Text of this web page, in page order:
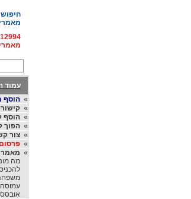
חיפוש
עמוד
»הוסף
»
»הוסף
»הפוך
»צור
»
» מאמר
מה